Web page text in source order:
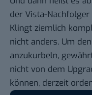
der Vista-
Klingt ziemlich
nicht anders. Um
anzukurbeln,
nicht von dem
können, derzeit